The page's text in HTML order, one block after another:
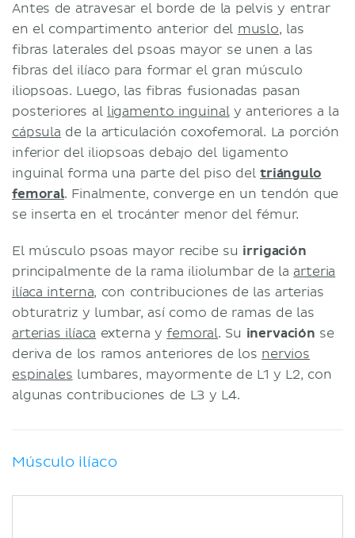
Antes de atravesar el borde de la pelvis y entrar
en el compartimento anterior del muslo, las
fibras laterales del psoas mayor se unen a las
fibras del ilíaco para formar el gran músculo
iliopsoas. Luego, las fibras fusionadas pasan
posteriores al ligamento inguinaly anteriores a la
cápsula de la articulación coxofemoral. La porción
inferior del iliopsoas debajo del ligamento
inguinal forma una parte del piso deltriángulo
femoral. Finalmente, converge en un tendón que
se inserta en el trocánter menor del fémur.
El músculo psoas mayor recibe su irrigación
principalmente de la rama iliolumbar de la arteria
ilíaca interna, con contribuciones de las arterias
obturatriz y lumbar, así como de ramas de las
arterias ilíaca externa yfemoral. Su inervación se
deriva de los ramos anteriores de los nervios
espinales lumbares, mayormente de L1 y L2, con
algunas contribuciones de L3 y L4.
Músculo ilíaco